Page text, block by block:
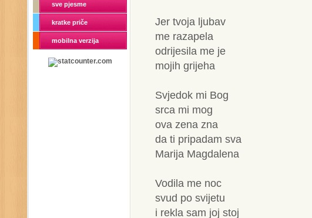
sve pjesme
kratke priče
mobilna verzija
Jer tvoja ljubav
me razapela
odrijesila me je
mojih grijeha
Svjedok mi Bog
srca mi mog
ova zena zna
da ti pripadam sva
Marija Magdalena
Vodila me noc
svud po svijetu
i rekla sam joj stoj